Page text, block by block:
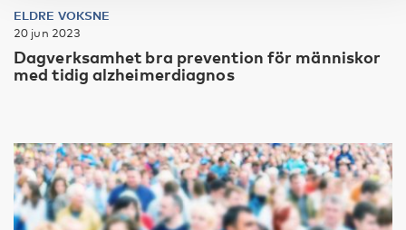
ELDRE VOKSNE
20 jun 2023
Dagverksamhet bra prevention för människor
med tidig alzheimerdiagnos